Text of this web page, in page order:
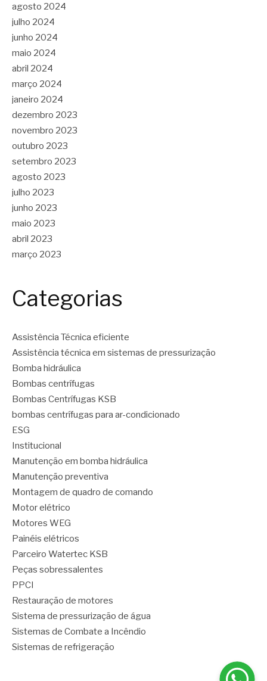
agosto 2024
julho 2024
junho 2024
maio 2024
abril 2024
março 2024
janeiro 2024
dezembro 2023
novembro 2023
outubro 2023
setembro 2023
agosto 2023
julho 2023
junho 2023
maio 2023
abril 2023
março 2023
Categorias
Assistência Técnica eficiente
Assistência técnica em sistemas de pressurização
Bomba hidráulica
Bombas centrífugas
Bombas Centrífugas KSB
bombas centrífugas para ar-condicionado
ESG
Institucional
Manutenção em bomba hidráulica
Manutenção preventiva
Montagem de quadro de comando
Motor elétrico
Motores WEG
Painéis elétricos
Parceiro Watertec KSB
Peças sobressalentes
PPCI
Restauração de motores
Sistema de pressurização de água
Sistemas de Combate a Incêndio
Sistemas de refrigeração